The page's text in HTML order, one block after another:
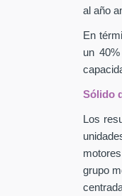
al año
En
un
Sólido
Los
grupo